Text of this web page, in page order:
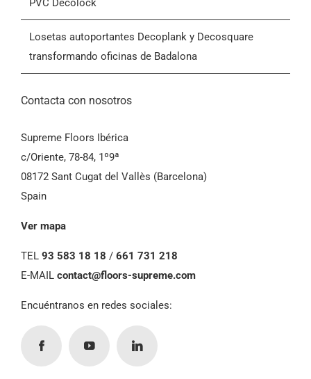
PVC Decolock
Losetas autoportantes Decoplank y Decosquare
transformando oficinas de Badalona
Contacta con nosotros
Supreme Floors Ibérica
c/Oriente, 78-84, 1º9ª
08172 Sant Cugat del Vallès (Barcelona)
Spain
Ver mapa
TEL 93 583 18 18 / 661 731 218
E-MAIL contact@floors-supreme.com
Encuéntranos en redes sociales: